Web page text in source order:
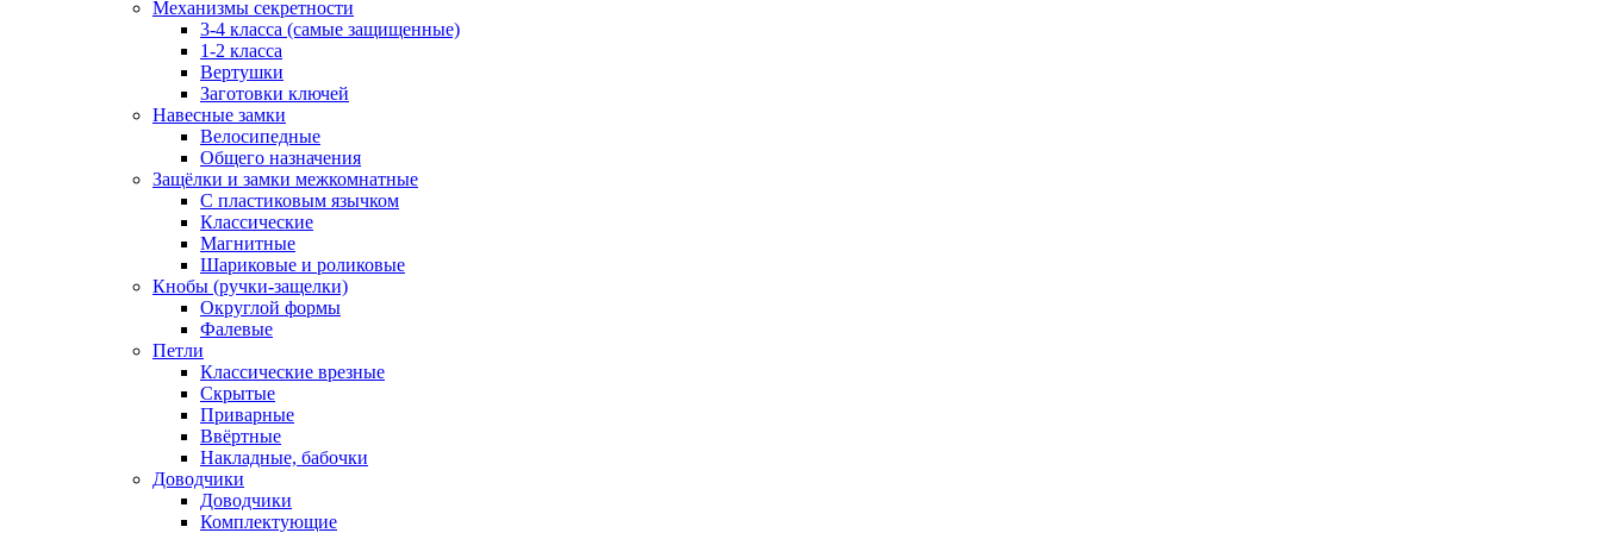
Механизмы секретности
3-4 класса (самые защищенные)
1-2 класса
Вертушки
Заготовки ключей
Навесные замки
Велосипедные
Общего назначения
Защёлки и замки межкомнатные
С пластиковым язычком
Классические
Магнитные
Шариковые и роликовые
Кнобы (ручки-защелки)
Округлой формы
Фалевые
Петли
Классические врезные
Скрытые
Приварные
Ввёртные
Накладные, бабочки
Доводчики
Доводчики
Комплектующие